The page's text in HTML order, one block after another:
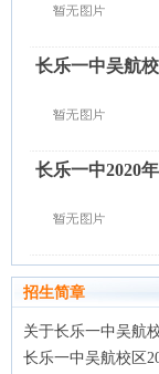
长乐一中吴航
长乐一中2020
招生简章
关于长乐一中吴航
长乐一中吴航校区